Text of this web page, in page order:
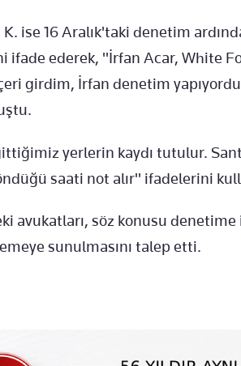
ise 16 Aralık'taki denetim
ederek, "İrfan Acar, White
girdim, İrfan denetim
yerlerin kaydı tutulur.
saati not alır" ifadelerini
avukatları, söz konusu denetime
sunulmasını talep etti.